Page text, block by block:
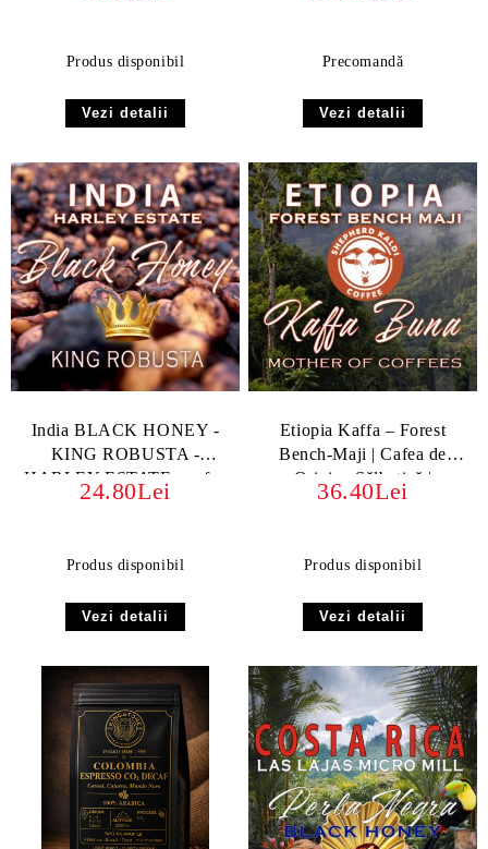
Produs disponibil
Vezi detalii
Precomandă
Vezi detalii
India BLACK HONEY -
KING ROBUSTA -
HARLEY ESTATE - cafea
de specialitate KINGSTONE
24.80Lei
Produs disponibil
Vezi detalii
Etiopia Kaffa – Forest
Bench-Maji | Cafea de
Origine Sălbatică |
Kingstone
36.40Lei
Produs disponibil
Vezi detalii